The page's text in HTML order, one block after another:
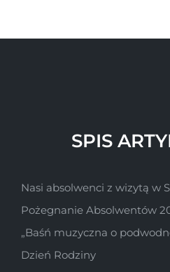
SPIS
Nasi absolwenci z wizytą w
Pożegnanie Absolwentów
„Baśń muzyczna o
Dzień Rodziny